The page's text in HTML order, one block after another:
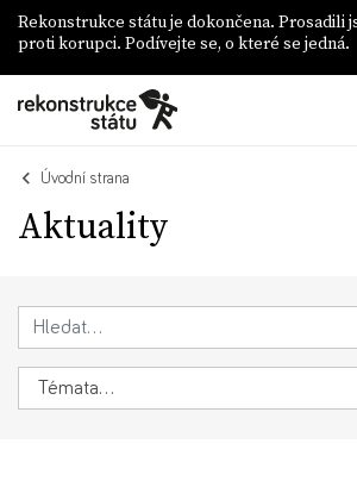
Rekonstrukce státu je dokončena. Prosadili
proti korupci. Podívejte se, o které se jedná.
Úvodní strana
Aktuality